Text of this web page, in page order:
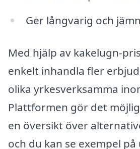
Ger långvarig och
Med hjälp av kakelugn-
enkelt inhandla fler
olika yrkesverksamma
Plattformen gör det
en översikt över
och du kan se exempel